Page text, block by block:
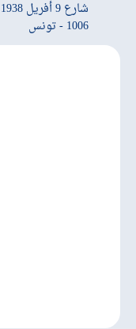
شارع 9 أفريل 1938 تونس – باب سويقة
1006 - تونس